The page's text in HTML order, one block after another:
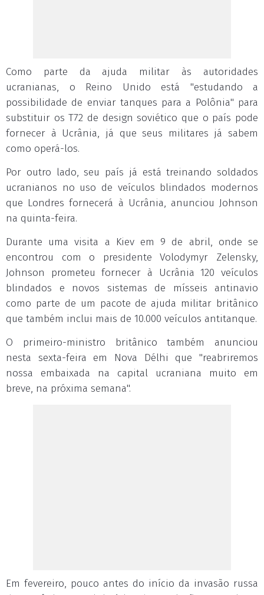
Como parte da ajuda militar às autoridades
ucranianas, o Reino Unido está "estudando a
possibilidade de enviar tanques para a Polônia" para
substituir os T72 de design soviético que o país pode
fornecer à Ucrânia, já que seus militares já sabem
como operá-los.
Por outro lado, seu país já está treinando soldados
ucranianos no uso de veículos blindados modernos
que Londres fornecerá à Ucrânia, anunciou Johnson
na quinta-feira.
Durante uma visita a Kiev em 9 de abril, onde se
encontrou com o presidente Volodymyr Zelensky,
Johnson prometeu fornecer à Ucrânia 120 veículos
blindados e novos sistemas de mísseis antinavio
como parte de um pacote de ajuda militar britânico
que também inclui mais de 10.000 veículos antitanque.
O primeiro-ministro britânico também anunciou
nesta sexta-feira em Nova Délhi que "reabriremos
nossa embaixada na capital ucraniana muito em
breve, na próxima semana".
Em fevereiro, pouco antes do início da invasão russa